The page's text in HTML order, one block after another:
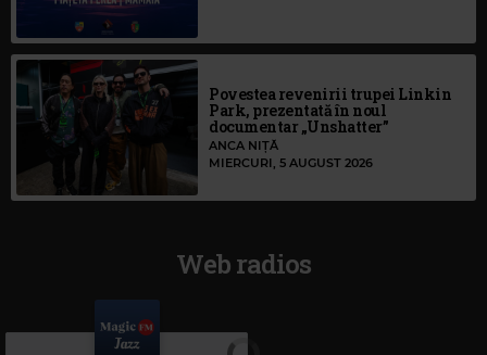
Povestea revenirii trupei Linkin
Park, prezentată în noul
documentar „Unshatter”
ANCA NIȚĂ
MIERCURI, 5 AUGUST 2026
Web radios